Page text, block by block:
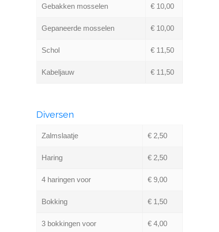
Gebakken mosselen € 10,00
Gepaneerde mosselen € 10,00
Schol € 11,50
Kabeljauw € 11,50
Diversen
Zalmslaatje € 2,50
Haring € 2,50
4 haringen voor € 9,00
Bokking € 1,50
3 bokkingen voor € 4,00